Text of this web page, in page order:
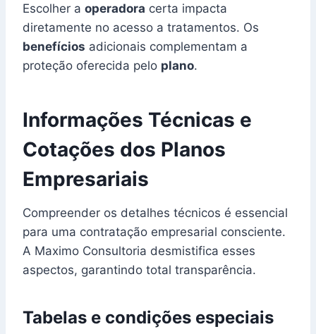
Escolher a operadora certa impacta
diretamente no acesso a tratamentos. Os
benefícios adicionais complementam a
proteção oferecida pelo plano.
Informações Técnicas e
Cotações dos Planos
Empresariais
Compreender os detalhes técnicos é essencial
para uma contratação empresarial consciente.
A Maximo Consultoria desmistifica esses
aspectos, garantindo total transparência.
Tabelas e condições especiais